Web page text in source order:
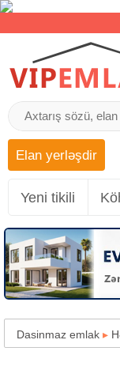
Elan yerləşdir
Yeni tikili
Dasinmaz emlak ▸